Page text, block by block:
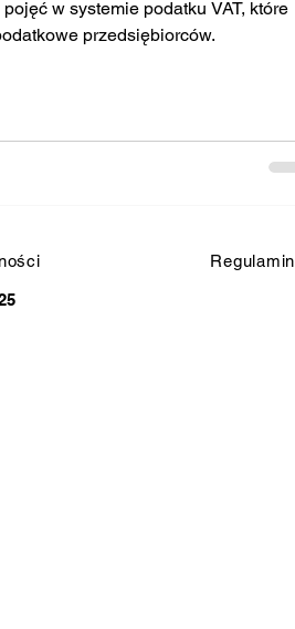
w systemie podatku VAT, które
przedsiębiorców.
Regulamin